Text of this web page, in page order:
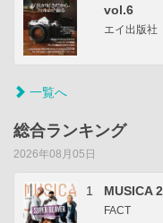
vol.6
エイ出版社
一覧へ
総合ランキング
2026年08月05日
1 MUSICA
FACT